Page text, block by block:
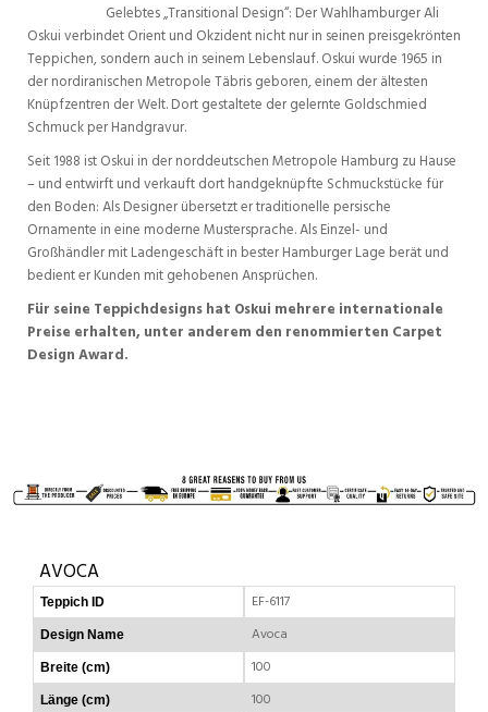
Gelebtes „Transitional Design“: Der Wahlhamburger Ali
Oskui verbindet Orient und Okzident nicht nur in seinen preisgekrönten
Teppichen, sondern auch in seinem Lebenslauf. Oskui wurde 1965 in
der nordiranischen Metropole Täbris geboren, einem der ältesten
Knüpfzentren der Welt. Dort gestaltete der gelernte Goldschmied
Schmuck per Handgravur.
Seit 1988 ist Oskui in der norddeutschen Metropole Hamburg zu Hause
– und entwirft und verkauft dort handgeknüpfte Schmuckstücke für
den Boden: Als Designer übersetzt er traditionelle persische
Ornamente in eine moderne Mustersprache. Als Einzel- und
Großhändler mit Ladengeschäft in bester Hamburger Lage berät und
bedient er Kunden mit gehobenen Ansprüchen.
Für seine Teppichdesigns hat Oskui mehrere internationale
Preise erhalten, unter anderem den renommierten Carpet
Design Award.
AVOCA
Teppich ID EF-6117
Design Name Avoca
Breite (cm) 100
Länge (cm) 100